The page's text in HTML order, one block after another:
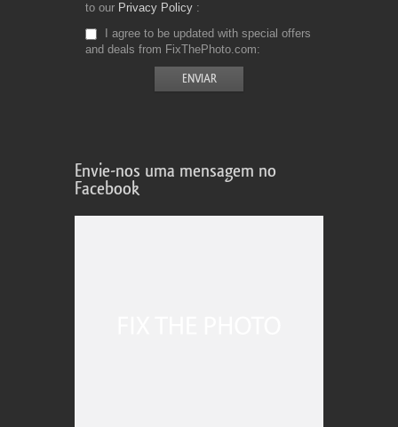
to our Privacy Policy
I agree to be updated with special offers
and deals from FixThePhoto.com
Envie-nos uma mensagem no
Facebook